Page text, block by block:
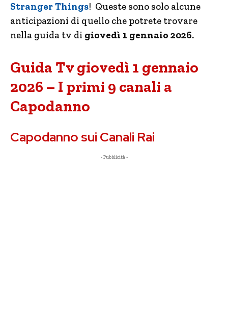
Stranger Things! Queste sono solo alcune
anticipazioni di quello che potrete trovare
nella guida tv di giovedì 1 gennaio 2026.
Guida Tv giovedì 1 gennaio
2026 – I primi 9 canali a
Capodanno
Capodanno sui Canali Rai
- Pubblicità -